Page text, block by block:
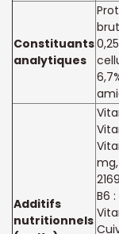
Constituants
analytiques
Additifs
nutritionnels
B6